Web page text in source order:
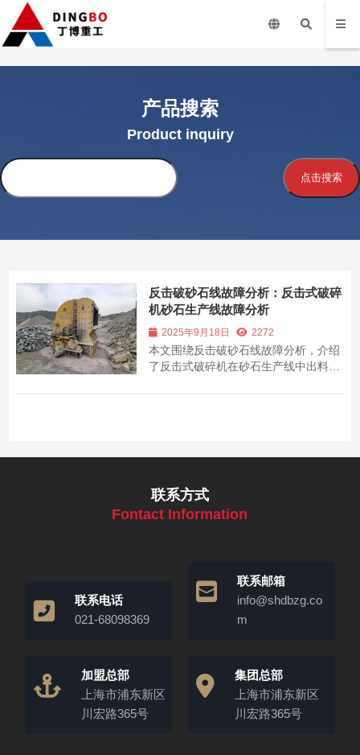
产品搜索
Product inquiry
点击搜索
反击破砂石线故障分析：反击式破碎
机砂石生产线故障分析
2025年9月18日 2272
本文围绕反击破砂石线故障分析，介绍
了反击式破碎机在砂石生产线中出料粒
力生产线高效运行。​
联系方式
Fontact Information
联系电话
021-68098369
联系邮箱
info@shdbzg.co
m
加盟总部
上海市浦东新区
川宏路365号
集团总部
上海市浦东新区
川宏路365号